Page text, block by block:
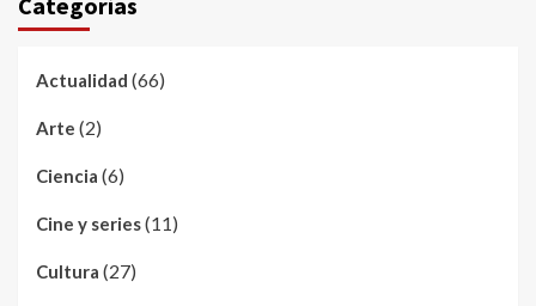
Actualidad (66)
Arte (2)
Ciencia (6)
Cine y series(11)
Cultura (27)